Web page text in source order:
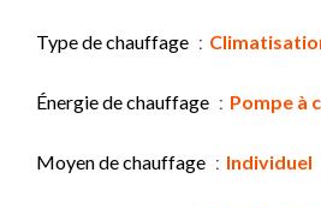
Type de chauffage
Énergie de chauffage Pompe à
Moyen de chauffage Individuel